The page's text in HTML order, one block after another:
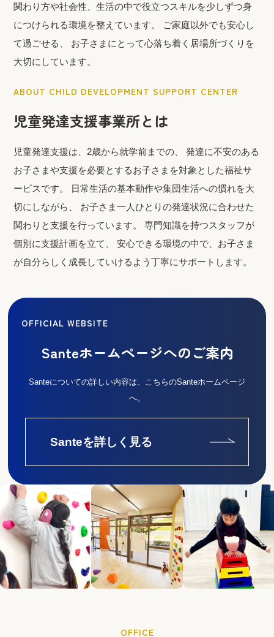
関わり方や社会性、生活の中で役立つスキルを少しずつ身
につけられる環境を整えています。 ご家庭以外でも安心し
て過ごせる、 お子さまにとって心落ち着く居場所づくりを
大切にしています。
ABOUT CHILD DEVELOPMENT SUPPORT CENTER
児童発達支援事業所とは
児童発達支援は、2歳から就学前までの、 発達に不安のある
お子さまや支援を必要とするお子さまを対象とした福祉サ
ービスです。 日常生活の基本動作や集団生活への慣れを大
切にしながら、 お子さま一人ひとりの発達状況に合わせた
関わりと支援を行っています。 専門知識を持つスタッフが
個別に支援計画を立て、 安心できる環境の中で、お子さま
が自分らしく成長していけるよう丁寧にサポートします。
OFFICIAL WEBSITE
Santeホームページへのご案内
Santeについての詳しい内容は、こちらのSanteホームページ
へ。
Santeを詳しく見る
OFFICE